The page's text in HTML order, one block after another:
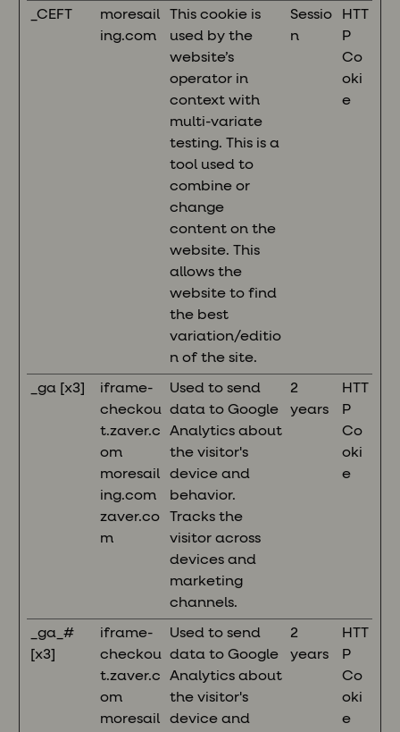
_CEFT
moresail
ing.com
This cookie is
used by the
website’s
operator in
context with
multi-variate
testing. This is a
tool used to
combine or
change
content on the
website. This
allows the
website to find
the best
variation/editio
n of the site.
Sessio
n
HTT
P
Co
oki
e
_ga [x3]
iframe-
checkou
t.zaver.c
om
moresail
ing.com
zaver.co
m
Used to send
data to Google
Analytics about
the visitor's
device and
behavior.
Tracks the
visitor across
devices and
marketing
channels.
2
years
HTT
P
Co
oki
e
_ga_#
[x3]
iframe-
checkou
t.zaver.c
om
moresail
Used to send
data to Google
Analytics about
the visitor's
device and
2
years
HTT
P
Co
oki
e